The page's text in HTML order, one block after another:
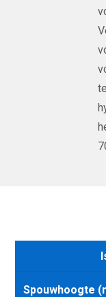
Spouwhoogte